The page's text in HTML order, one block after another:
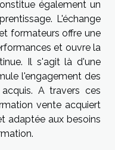
également un
L'échange
formateurs offre une
et ouvre la
Il s'agit là d'une
l'engagement des
A travers ces
vente acquiert
adaptée aux besoins